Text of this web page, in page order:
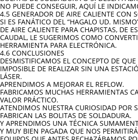
NO PUEDE CONSEGUIR, AQUÍ LE
4.5 GENERADOR DE AIRE CALIENTE CON
SI ES FANÁTICO DEL “HAGALO UD.
DE AIRE CALIENTE PARA CHAPISTAS, DE
CAUDAL, LE SUGERIMOS COMO
HERRAMIENTA PARA ELECTRÓNICA.
4.6 CONCLUSIONES
DESMISTIFICAMOS EL CONCEPTO DE
IMPOSIBLE DE REALIZAR SIN UNA
LÁSER.
APRENDIMOS A MEJORAR EL REFLOW.
FABRICAMOS MUCHAS HERRAMIENTAS
VALOR PRÁCTICO.
ATENDIMOS NUESTRA CURIOSIDAD POR
FABRICAN LAS BOLITAS DE SOLDADURA.
Y APRENDIMOS UNA TÉCNICA
Y MUY BIEN PAGADA QUE NOS